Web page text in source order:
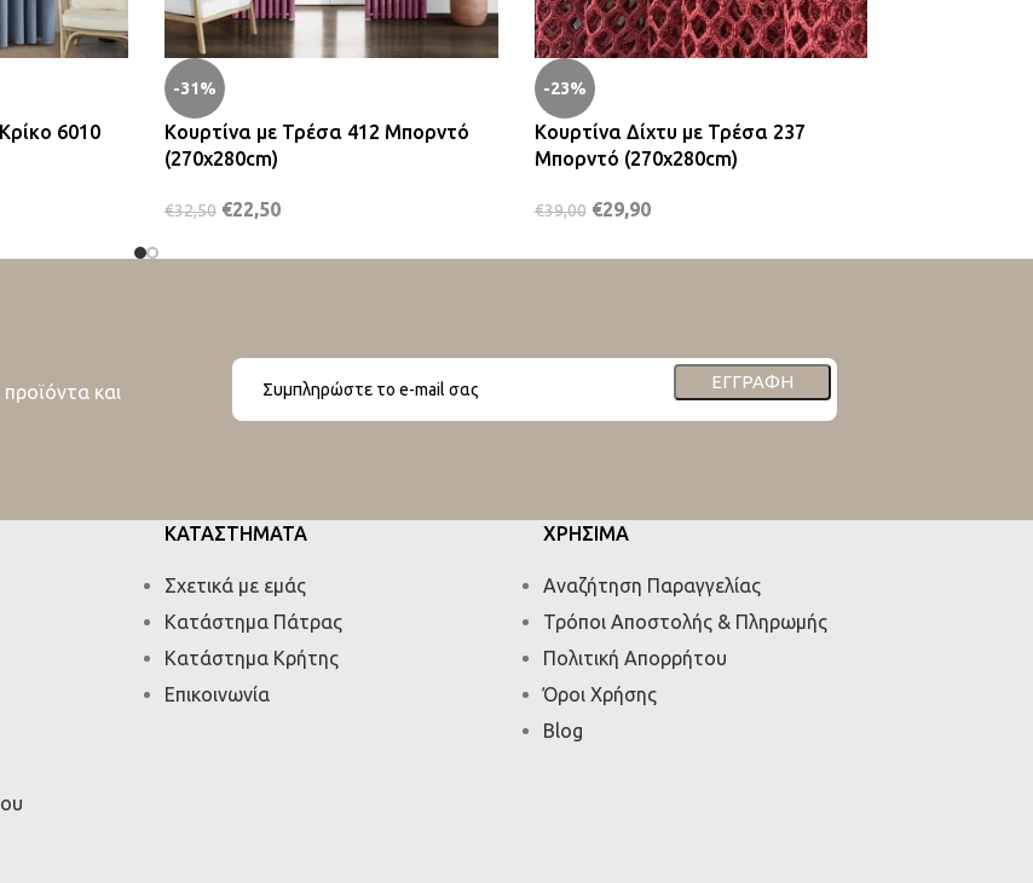
6010
-31%
Κουρτίνα με Τρέσα 412 Μπορντό
(270x280cm)
€32,50 €22,50
-23%
Κουρτίνα Δίχτυ με Τρέσα 237
Μπορντό (270x280cm)
€39,00 €29,90
και
ΕΓΓΡΑΦΉ
ΚΑΤΑΣΤΗΜΑΤΑ
Σχετικά με εμάς
Κατάστημα Πάτρας
Κατάστημα Κρήτης
Επικοινωνία
ΧΡΗΣΙΜΑ
Αναζήτηση Παραγγελίας
Τρόποι Αποστολής & Πληρωμής
Πολιτική Απορρήτου
Όροι Χρήσης
Blog